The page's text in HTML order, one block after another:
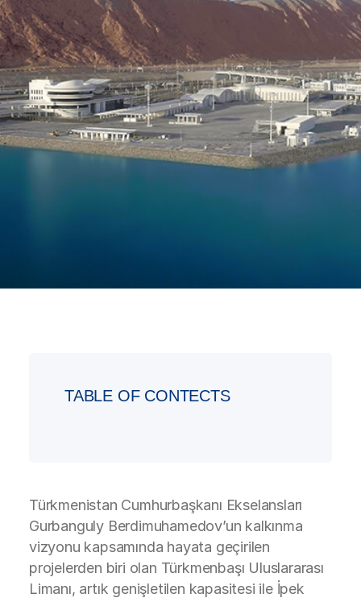
TABLE OF CONTECTS
Türkmenistan Cumhurbaşkanı Ekselansları
Gurbanguly Berdimuhamedov’un kalkınma
vizyonu kapsamında hayata geçirilen
projelerden biri olan Türkmenbaşı Uluslararası
Limanı, artık genişletilen kapasitesi ile İpek